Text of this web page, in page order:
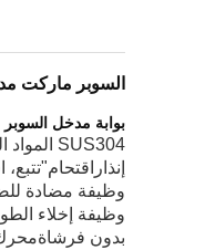
السوبر ماركت
بوابة مدخل السوبر
SUS304 المواد المخصصة 316 ممكن
إنذار اقتحام
وظيفة مضادة
وظيفة إخلاء
بدون فرشاةمحرك